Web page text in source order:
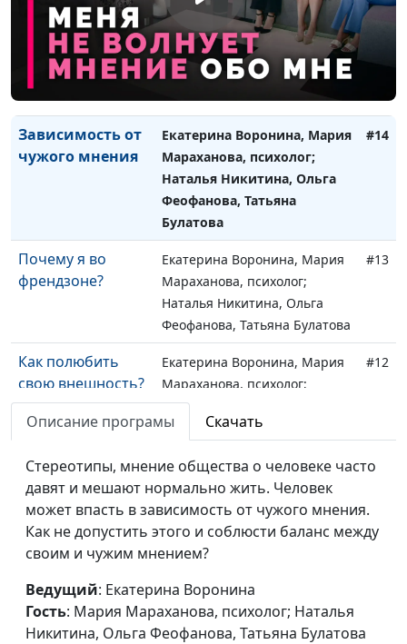
Можно ли быть
идеальной и
нравиться всем?
Екатерина Воронина, Мария
Мараханова, психолог;
Наталья Никитина, Ольга
Феофанова, Татьяна Булатова
Зависимость от
чужого мнения
Екатерина Воронина, Мария
Мараханова, психолог;
Наталья Никитина, Ольга
Феофанова, Татьяна
Булатова
#14
Почему я во
френдзоне?
Екатерина Воронина, Мария
Мараханова, психолог;
Наталья Никитина, Ольга
Феофанова, Татьяна Булатова
#13
Как полюбить
свою внешность?
Екатерина Воронина, Мария
Мараханова, психолог;
Наталья Никитина, Ольга
Феофанова, Татьяна Булатова
#12
Почему мужчина
теряет интерес?
Екатерина Воронина, Мария
Мараханова, психолог;
Наталья Никитина, Ольга
Феофанова, Татьяна Булатова
#11
Зачем подруга,
если есть
парень?
Мараханова, Наталья
Никитина, Татьяна Булатова,
Ольга Феофанова
Описание програмы Скачать
Стереотипы, мнение общества о человеке часто
давят и мешают нормально жить. Человек
может впасть в зависимость от чужого мнения.
Как не допустить этого и соблюсти баланс между
своим и чужим мнением?
Ведущий: Екатерина Воронина
Гость: Мария Мараханова, психолог; Наталья
Никитина, Ольга Феофанова, Татьяна Булатова